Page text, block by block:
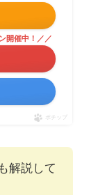
開催中！／／
ポチップ
解説して